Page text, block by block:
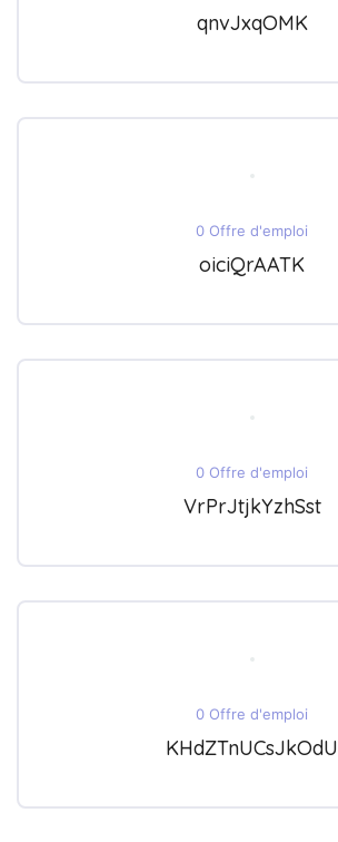
qnvJxqOMK
0 Offre d'emploi
oiciQrAATK
0 Offre d'emploi
VrPrJtjkYzhSst
0 Offre d'emploi
KHdZTnUCsJkOdU